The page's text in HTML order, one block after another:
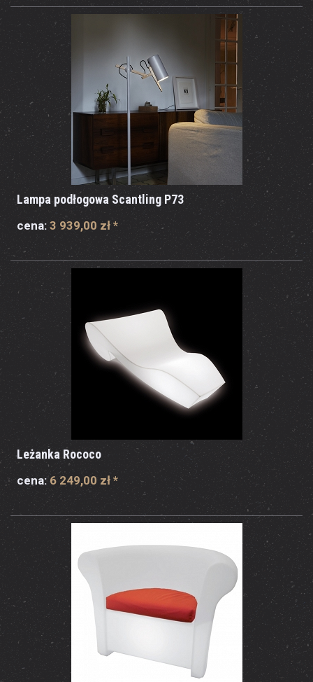
Lampa podłogowa Scantling P73
cena: 3 939,00 zł *
Leżanka Rococo
cena: 6 249,00 zł *